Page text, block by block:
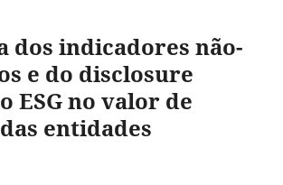
dos indicadores não-
e do disclosure
ESG no valor de
entidades